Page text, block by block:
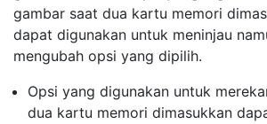
gambar saat dua kartu memori
dapat digunakan untuk meninjau
mengubah opsi yang dipilih.
Opsi yang digunakan untuk
dua kartu memori dimasukkan